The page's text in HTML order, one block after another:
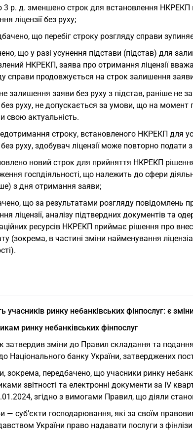
3 р. д. зменшено строк для встановлення НКРЕКП
ліцензії без руху;
що перебіг строку розгляду справи
що у разі усунення підстави (підстав) для
НКРЕКП, заява про отримання ліцензії
справи продовжується на строк залишення
залишення заяви без руху з підстав, раніше не
без руху, не допускається за умови, що на
свою актуальність.
строку, встановленого НКРЕКП для
без руху, здобувач ліцензії може повторно
новий строк для прийняття НКРЕКП
госпдіяльності, що належить до сфери
з дня отримання заяви;
що за результатами розгляду повідомлень
ліцензії, аналізу підтвердних документів та
ресурсів НКРЕКП приймає рішення про
(зокрема, в частині зміни найменування
учасників ринку небанківських фінпослуг: є
ринку небанківських фінпослуг
затвердив зміни до Правил складання та
Національного банку України, затверджених
зокрема, передбачено, що учасники ринку
звітності та електронні документи за IV
згідно з вимогами Правил, що діяли
— суб’єкти господарювання, які за своїм
України право надавати послуги з